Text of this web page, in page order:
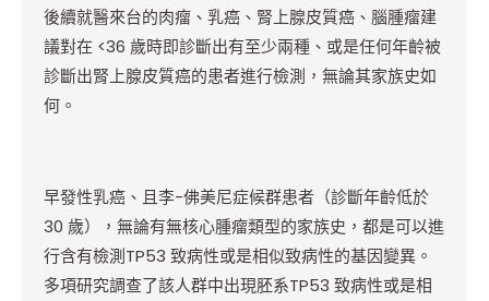
後續就醫來台的肉瘤、乳癌、腎上腺皮質癌、腦腫瘤建
議對在 <36 歲時即診斷出有至少兩種、或是任何年齡被
診斷出腎上腺皮質癌的患者進行檢測，無論其家族史如
何。
早發性乳癌、且李-佛美尼症候群患者（診斷年齡低於
30 歲），無論有無核心腫瘤類型的家族史，都是可以進
行含有檢測TP53 致病性或是相似致病性的基因變異。
多項研究調查了該人群中出現胚系TP53 致病性或是相